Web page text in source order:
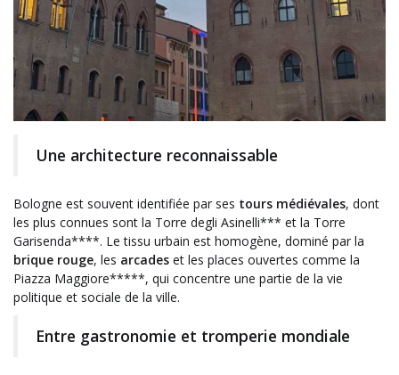
Une architecture reconnaissable
Bologne est souvent identifiée par ses tours médiévales, dont
les plus connues sont la Torre degli Asinelli*** et la Torre
Garisenda****. Le tissu urbain est homogène, dominé par la
brique rouge, les arcades et les places ouvertes comme la
Piazza Maggiore*****, qui concentre une partie de la vie
politique et sociale de la ville.
Entre gastronomie et tromperie mondiale